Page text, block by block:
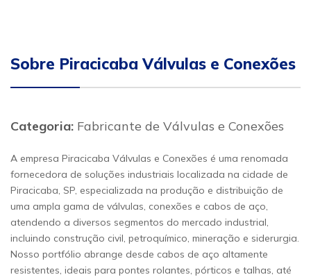
Sobre Piracicaba Válvulas e Conexões
Categoria: Fabricante de Válvulas e Conexões
A empresa Piracicaba Válvulas e Conexões é uma renomada
fornecedora de soluções industriais localizada na cidade de
Piracicaba, SP, especializada na produção e distribuição de
uma ampla gama de válvulas, conexões e cabos de aço,
atendendo a diversos segmentos do mercado industrial,
incluindo construção civil, petroquímico, mineração e siderurgia.
Nosso portfólio abrange desde cabos de aço altamente
resistentes, ideais para pontes rolantes, pórticos e talhas, até